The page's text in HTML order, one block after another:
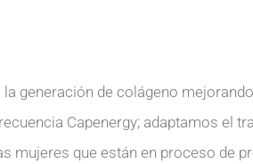
generación de colágeno
Capenergy; adaptamos el
mujeres que están en proceso de